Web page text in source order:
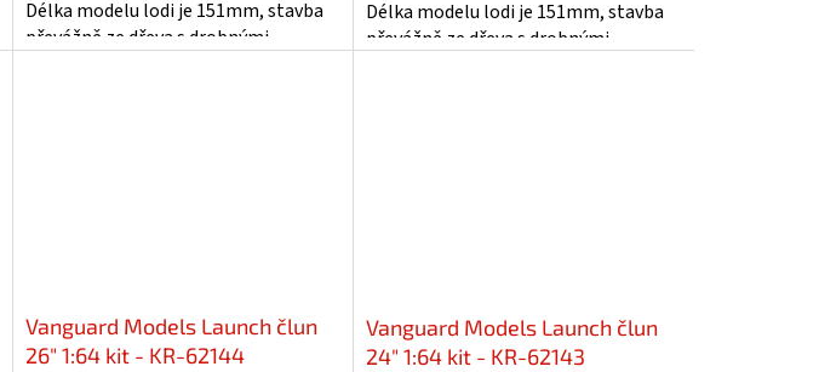
Délka modelu lodi je 151mm, stavba
převážně ze dřeva s drobnými
Délka modelu lodi je 151mm, stavba
převážně ze dřeva s drobnými
Vanguard Models Launch člun
26" 1:64 kit - KR-62144
Vanguard Models Launch člun
24" 1:64 kit - KR-62143